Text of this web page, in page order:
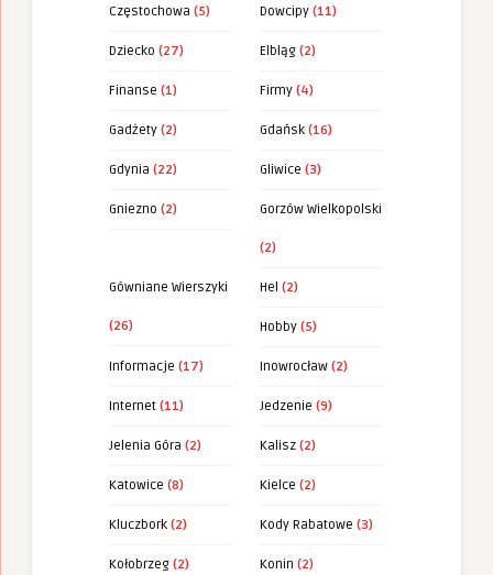
Częstochowa (5) Dowcipy (11)
Dziecko (27) Elbląg (2)
Finanse (1) Firmy (4)
Gadżety (2) Gdańsk (16)
Gdynia (22) Gliwice (3)
Gniezno (2) Gorzów Wielkopolski
(2)
Gówniane Wierszyki
(26)
Hel (2)
Hobby (5)
Informacje (17) Inowrocław (2)
Internet (11) Jedzenie (9)
Jelenia Góra (2) Kalisz (2)
Katowice (8) Kielce (2)
Kluczbork (2) Kody Rabatowe (3)
Kołobrzeg (2) Konin (2)